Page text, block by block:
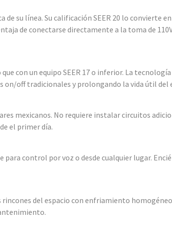
su línea. Su calificación SEER 20 lo convierte
de conectarse directamente a la toma de
con un equipo SEER 17 o inferior. La
on/off tradicionales y prolongando la vida útil del
mexicanos. No requiere instalar circuitos
el primer día.
control por voz o desde cualquier lugar.
del espacio con enfriamiento homogéneo